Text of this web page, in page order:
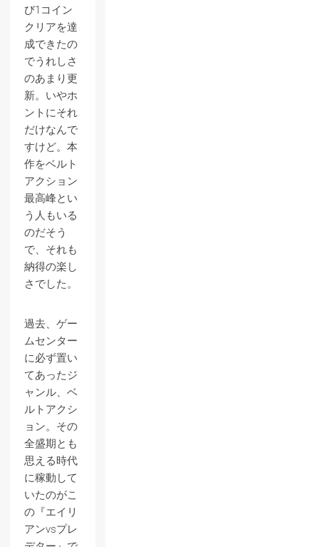
び1コイン
クリアを達
成できたの
でうれしさ
のあまり更
新。いやホ
ントにそれ
だけなんで
すけど。本
作をベルト
アクション
最高峰とい
う人もいる
のだそう
で、それも
納得の楽し
さでした。
過去、ゲー
ムセンター
に必ず置い
てあったジ
ャンル、ベ
ルトアクシ
ョン。その
全盛期とも
思える時代
に稼動して
いたのがこ
の『エイリ
アンvsプレ